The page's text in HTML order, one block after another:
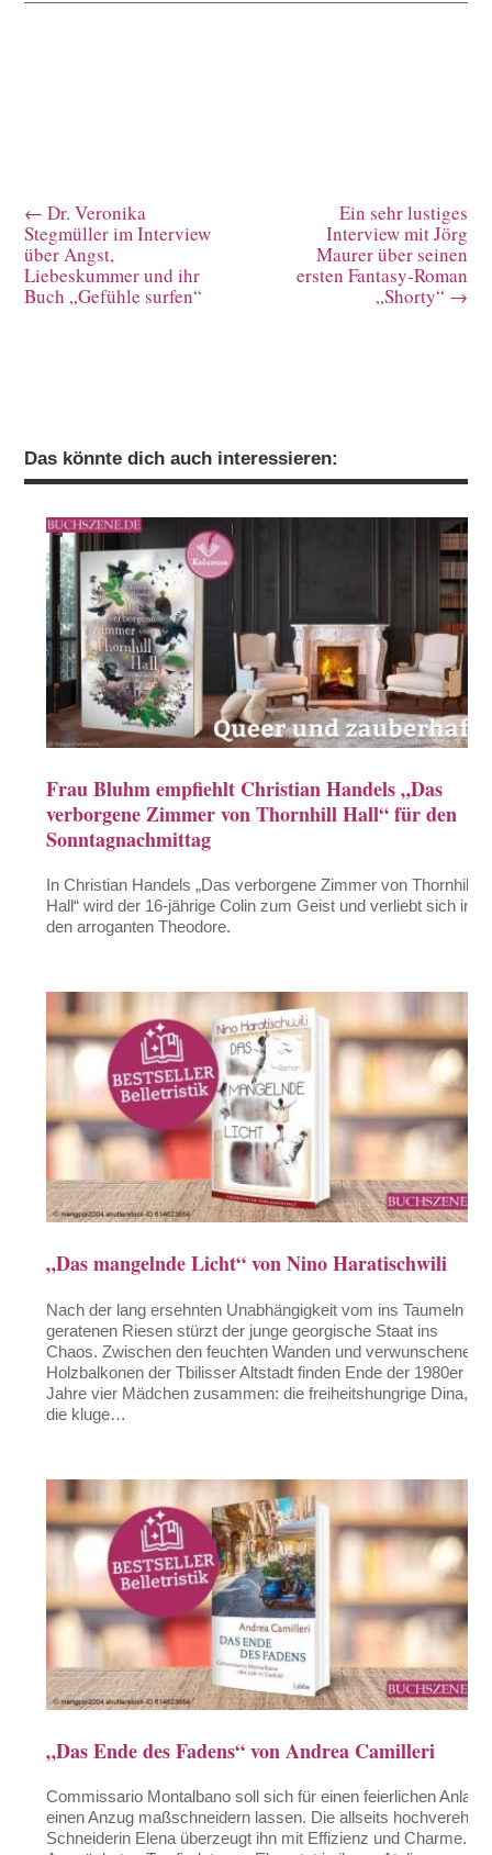
←Dr. Veronika
Stegmüller im Interview
über Angst,
Liebeskummer und ihr
Buch „Gefühle surfen“
Ein sehr lustiges
Interview mit Jörg
Maurer über seinen
ersten Fantasy-Roman
„Shorty“ →
Das könnte dich auch interessieren:
Frau Bluhm empfiehlt Christian Handels „Das
verborgene Zimmer von Thornhill Hall“ für den
Sonntagnachmittag
In Christian Handels „Das verborgene Zimmer von Thornhill
Hall“ wird der 16-jährige Colin zum Geist und verliebt sich in
den arroganten Theodore.
„Das mangelnde Licht“ von Nino Haratischwili
Nach der lang ersehnten Unabhängigkeit vom ins Taumeln
geratenen Riesen stürzt der junge georgische Staat ins
Chaos. Zwischen den feuchten Wanden und verwunschenen
Holzbalkonen der Tbilisser Altstadt finden Ende der 1980er
Jahre vier Mädchen zusammen: die freiheitshungrige Dina,
die kluge…
„Das Ende des Fadens“ von Andrea Camilleri
Commissario Montalbano soll sich für einen feierlichen Anlass
einen Anzug maßschneidern lassen. Die allseits hochverehrte
Schneiderin Elena überzeugt ihn mit Effizienz und Charme.